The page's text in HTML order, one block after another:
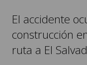
El accidente
construcción
ruta a El